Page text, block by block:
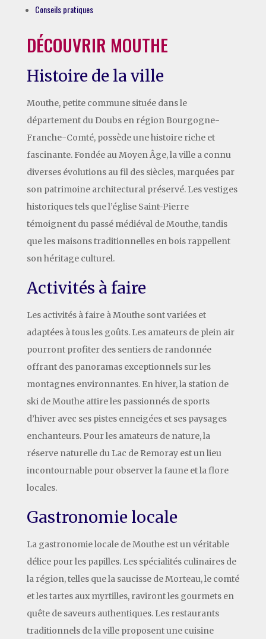
Conseils pratiques
DÉCOUVRIR MOUTHE
Histoire de la ville
Mouthe, petite commune située dans le
département du Doubs en région Bourgogne-
Franche-Comté, possède une histoire riche et
fascinante. Fondée au Moyen Âge, la ville a connu
diverses évolutions au fil des siècles, marquées par
son patrimoine architectural préservé. Les vestiges
historiques tels que l’église Saint-Pierre
témoignent du passé médiéval de Mouthe, tandis
que les maisons traditionnelles en bois rappellent
son héritage culturel.
Activités à faire
Les activités à faire à Mouthe sont variées et
adaptées à tous les goûts. Les amateurs de plein air
pourront profiter des sentiers de randonnée
offrant des panoramas exceptionnels sur les
montagnes environnantes. En hiver, la station de
ski de Mouthe attire les passionnés de sports
d’hiver avec ses pistes enneigées et ses paysages
enchanteurs. Pour les amateurs de nature, la
réserve naturelle du Lac de Remoray est un lieu
incontournable pour observer la faune et la flore
locales.
Gastronomie locale
La gastronomie locale de Mouthe est un véritable
délice pour les papilles. Les spécialités culinaires de
la région, telles que la saucisse de Morteau, le comté
et les tartes aux myrtilles, raviront les gourmets en
quête de saveurs authentiques. Les restaurants
traditionnels de la ville proposent une cuisine